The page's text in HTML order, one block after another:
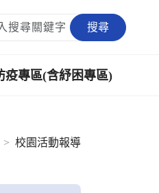
搜尋
疫專區(含紓困專區)
校園活動報導